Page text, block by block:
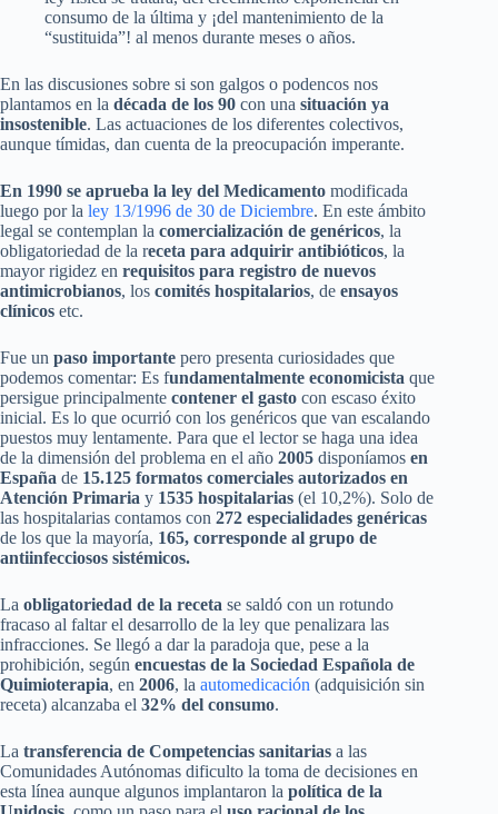
consumo de la última y ¡del mantenimiento de la
“sustituida”! al menos durante meses o años.
En las discusiones sobre si son galgos o podencos nos
plantamos en la década de los 90 con una situación ya
insostenible. Las actuaciones de los diferentes colectivos,
aunque tímidas, dan cuenta de la preocupación imperante.
En 1990 se aprueba la ley del Medicamento modificada
luego por la ley 13/1996 de 30 de Diciembre. En este ámbito
legal se contemplan la comercialización de genéricos, la
obligatoriedad de la receta para adquirir antibióticos, la
mayor rigidez en requisitos para registro de nuevos
antimicrobianos, los comités hospitalarios, de ensayos
clínicos etc.
Fue un paso importante pero presenta curiosidades que
podemos comentar: Es fundamentalmente economicista que
persigue principalmente contener el gasto con escaso éxito
inicial. Es lo que ocurrió con los genéricos que van escalando
puestos muy lentamente. Para que el lector se haga una idea
de la dimensión del problema en el año 2005 disponíamos en
España de 15.125 formatos comerciales autorizados en
Atención Primaria y 1535 hospitalarias (el 10,2%). Solo de
las hospitalarias contamos con 272 especialidades genéricas
de los que la mayoría, 165, corresponde al grupo de
antiinfecciosos sistémicos.
La obligatoriedad de la receta se saldó con un rotundo
fracaso al faltar el desarrollo de la ley que penalizara las
infracciones. Se llegó a dar la paradoja que, pese a la
prohibición, según encuestas de la Sociedad Española de
Quimioterapia, en 2006, la automedicación (adquisición sin
receta) alcanzaba el 32% del consumo.
La transferencia de Competencias sanitarias a las
Comunidades Autónomas dificulto la toma de decisiones en
esta línea aunque algunos implantaron la política de la